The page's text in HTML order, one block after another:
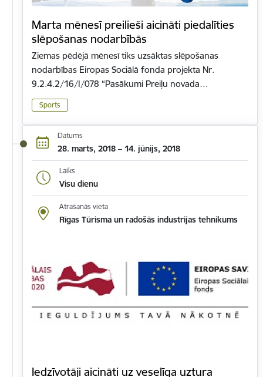
Marta mēnesī preilieši aicināti piedalīties
slēpošanas nodarbībās
Ziemas pēdējā mēnesī tiks uzsāktas slēpošanas
nodarbības Eiropas Sociālā fonda projekta Nr.
9.2.4.2/16/I/078 “Pasākumi Preiļu novada…
Sports
Datums
28. marts, 2018 – 14. jūnijs, 2018
Laiks
Visu dienu
Atrašanās vieta
Rīgas Tūrisma un radošās industrijas tehnikums
Iedzīvotāji aicināti uz veselīga uztura